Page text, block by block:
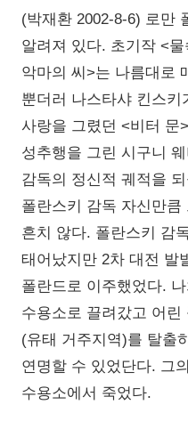
(박재환 2002-8-6) 로만
알려져 있다. 초기작 <
악마의 씨>는 나름대로
뿐더러 나스타샤 킨스
사랑을 그렸던 <비터 문
성추행을 그린 시구니
감독의 정신적 궤적을
폴란스키 감독 자신만
흔치 않다. 폴란스키 감
태어났지만 2차 대전 발
폴란드로 이주했었다.
수용소로 끌려갔고 어
(유태 거주지역)를 탈출
연명할 수 있었단다. 그
수용소에서 죽었다.